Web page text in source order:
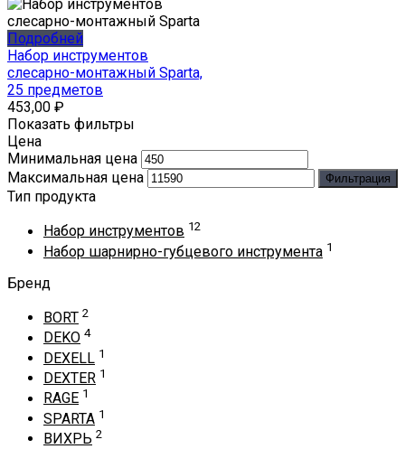
Подробней
Набор инструментов
слесарно-монтажный Sparta,
25 предметов
453,00 ₽
Показать фильтры
Цена
Минимальная цена
Максимальная цена
Фильтрация
Тип продукта
Набор инструментов 12
Набор шарнирно-губцевого инструмента 1
Бренд
BORT 2
DEKO 4
DEXELL 1
DEXTER 1
RAGE 1
SPARTA 1
ВИХРЬ 2